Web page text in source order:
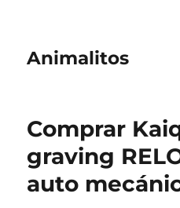
Animalitos
Comprar
graving
auto